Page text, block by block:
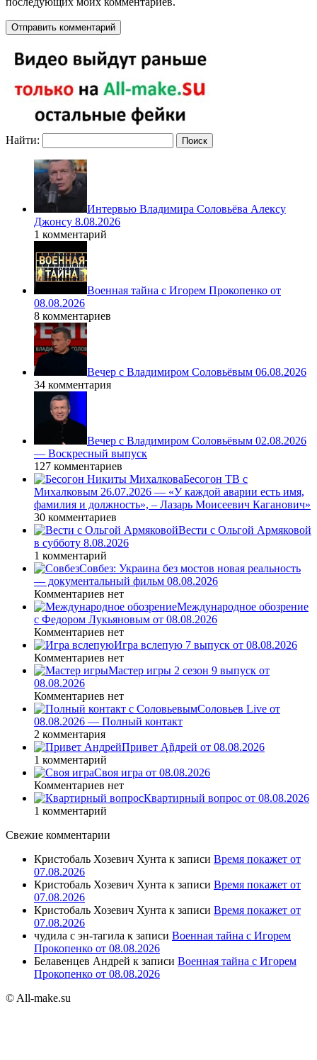
Найти:
Интервью Владимира Соловьёва Алексу
Джонсу 8.08.2026
1 комментарий
Военная тайна с Игорем Прокопенко от
08.08.2026
8 комментариев
Вечер с Владимиром Соловьёвым 06.08.2026
34 комментария
Вечер с Владимиром Соловьёвым 02.08.2026
— Воскресный выпуск
127 комментариев
Бесогон ТВ с
Михалковым 26.07.2026 — «У каждой аварии есть имя,
фамилия и должность», – Лазарь Моисеевич Каганович»
30 комментариев
Вести с Ольгой Армяковой
в субботу 8.08.2026
1 комментарий
Совбез: Украина без мостов новая реальность
— документальный фильм 08.08.2026
Комментариев нет
Международное обозрение
с Федором Лукьяновым от 08.08.2026
Комментариев нет
Игра вслепую 7 выпуск от 08.08.2026
Комментариев нет
Мастер игры 2 сезон 9 выпуск от
08.08.2026
Комментариев нет
Соловьев Live от
08.08.2026 — Полный контакт
2 комментария
Привет Ąñдpей от 08.08.2026
1 комментарий
Своя игра от 08.08.2026
Комментариев нет
Квартирный вопрос от 08.08.2026
1 комментарий
Свежие комментарии
Кристобаль Хозевич Хунта к записи Время покажет от
07.08.2026
Кристобаль Хозевич Хунта к записи Время покажет от
07.08.2026
Кристобаль Хозевич Хунта к записи Время покажет от
07.08.2026
чудила с эн-тагила к записи Военная тайна с Игорем
Прокопенко от 08.08.2026
Белавенцев Андрей к записи Военная тайна с Игорем
Прокопенко от 08.08.2026
© All-make.su